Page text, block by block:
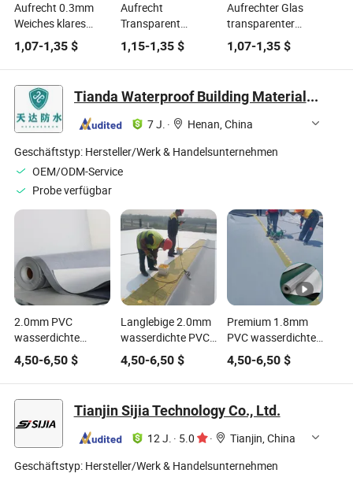
Aufrecht 0.3mm
Weiches klares
PVC-Rollen
umweltfreundliches
wasserdichtes
Material für den
Haus- und
Industrieverbrauch
1,07-1,35 $
Aufrecht
Transparent
Wasserdicht
Flexibel PVC Blatt
Kristallklar
Lebensmittelgeeignet
PVC Größen 30cm
und 50cm Breiten
1,15-1,35$
Aufrechter Glas
transparenter
langlebiger
wasserdichter PVC
für Tischdecke
1,07-1,35$
Tianda Waterproof Building Materials Co., Ltd.
7 J. ·
Henan, China
Geschäftstyp: Hersteller/Werk & Handelsunternehmen
OEM/ODM-Service
Probe verfügbar
2.0mm PVC
wasserdichte
Dacheindeckung -
Keine
Schutzschicht
erforderlich
4,50-6,50 $
Langlebige 2.0mm
wasserdichte PVC-
Platte für
Gewerbegebäude
4,50-6,50$
Premium 1.8mm
PVC wasserdichte
Membran für
Untergrundgaragen
4,50-6,50$
Tianjin Sijia Technology Co., Ltd.
12 J. · 5.0 ·
Tianjin, China
Geschäftstyp: Hersteller/Werk & Handelsunternehmen